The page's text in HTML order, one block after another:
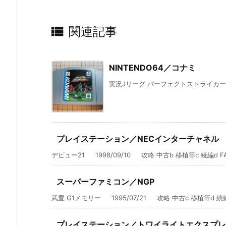
 関連記事
NINTENDO64／コナミ
実況Jリーグ パーフェクトストラ
プレイステーション／NECインターチャネル
デビュー21 1998/09/10 攻略 中古b 移植等c 続編d
スーパーファミコン／NGP
武豊 G1メモリー 1995/07/21 攻略 中古c 移植等d 続